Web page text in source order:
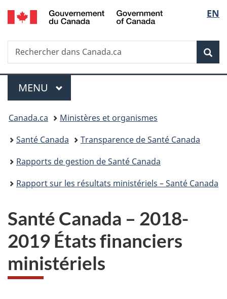
Passer
au
principal
Passer
à
Au
du
Passer
à
version
simplifiée
de
la
EN
Recherche
Rechercher
dans
Menu
MENU PRINCIPAL
Vous
êtes
ici :
Canada.ca
Ministères et organismes
Santé Canada
Transparence de Santé Canada
Rapports de gestion de Santé Canada
Rapport sur les résultats ministériels – Santé Canada
Santé Canada – 2018-
2019 États financiers
ministériels